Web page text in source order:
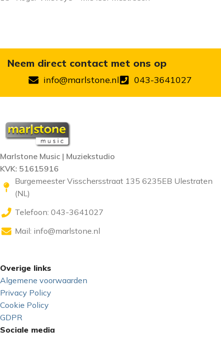
Neem direct contact met ons op
info@marlstone.nl 043-3641027
Marlstone Music | Muziekstudio
KVK: 51615916
Burgemeester Visschersstraat 135 6235EB Ulestraten
(NL)
Telefoon: 043-3641027
Mail: info@marlstone.nl
Overige links
Algemene voorwaarden
Privacy Policy
Cookie Policy
GDPR
Sociale media